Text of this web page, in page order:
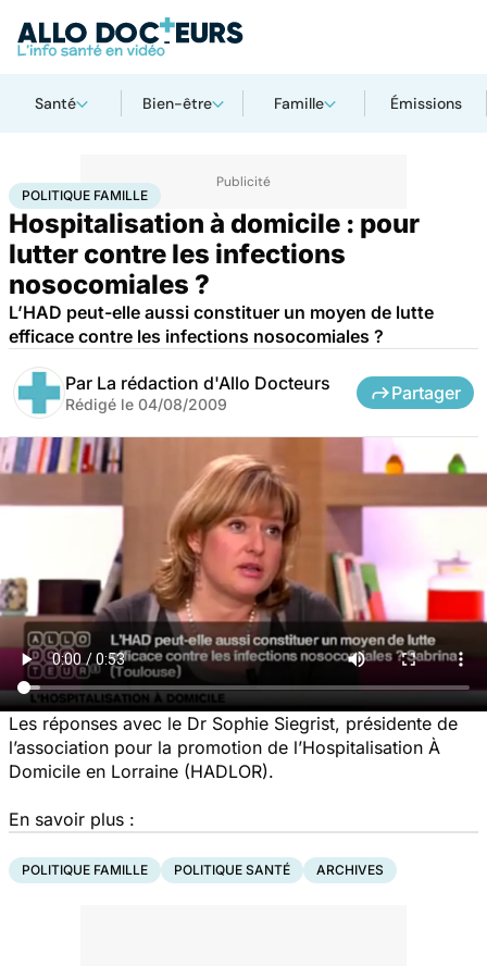
Santé Bien-être Famille Émissions
AccueilSantéSociétéSanté publiquePolitique famille
POLITIQUE FAMILLE
Hospitalisation à domicile : pour
lutter contre les infections
nosocomiales ?
L’HAD peut-elle aussi constituer un moyen de lutte
efficace contre les infections nosocomiales ?
Par La rédaction d'Allo Docteurs
Rédigé le 04/08/2009
Partager
Les réponses avec le Dr Sophie Siegrist, présidente de
l’association pour la promotion de l’Hospitalisation À
Domicile en Lorraine (HADLOR).
En savoir plus :
POLITIQUE FAMILLE POLITIQUE SANTÉ ARCHIVES